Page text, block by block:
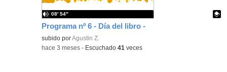
Programa nº 6 - Día del libro -
Contenido educativo.
subido porAgustin Z.
08′ 54″
-hace 3 meses - Escuchado41 veces